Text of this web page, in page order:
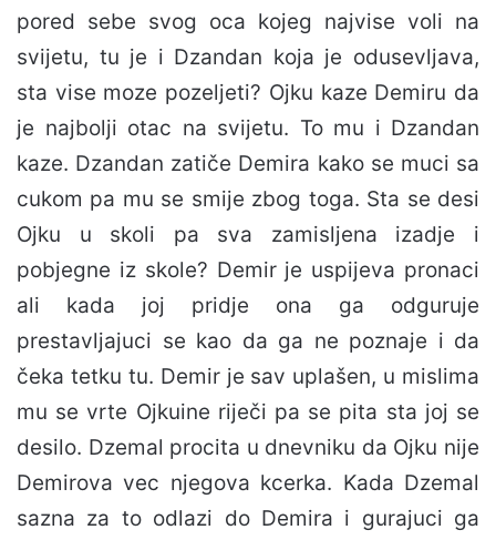
pored sebe svog oca kojeg najvise voli na
svijetu, tu je i Dzandan koja je odusevljava,
sta vise moze pozeljeti? Ojku kaze Demiru da
je najbolji otac na svijetu. To mu i Dzandan
kaze. Dzandan zatiče Demira kako se muci sa
cukom pa mu se smije zbog toga. Sta se desi
Ojku u skoli pa sva zamisljena izadje i
pobjegne iz skole? Demir je uspijeva pronaci
ali kada joj pridje ona ga odguruje
prestavljajuci se kao da ga ne poznaje i da
čeka tetku tu. Demir je sav uplašen, u mislima
mu se vrte Ojkuine riječi pa se pita sta joj se
desilo. Dzemal procita u dnevniku da Ojku nije
Demirova vec njegova kcerka. Kada Dzemal
sazna za to odlazi do Demira i gurajuci ga